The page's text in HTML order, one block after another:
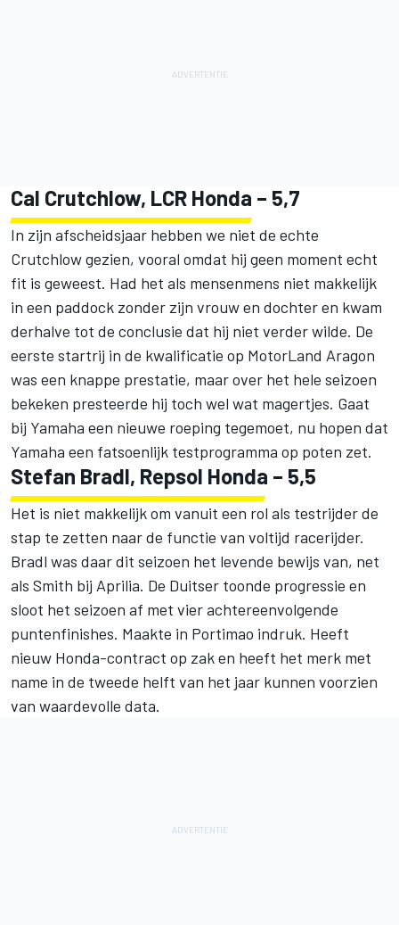
Cal Crutchlow, LCR Honda – 5,7
In zijn afscheidsjaar hebben we niet de echte
Crutchlow gezien, vooral omdat hij geen moment echt
fit is geweest. Had het als mensenmens niet makkelijk
in een paddock zonder zijn vrouw en dochter en kwam
derhalve tot de conclusie dat hij niet verder wilde. De
eerste startrij in de kwalificatie op MotorLand Aragon
was een knappe prestatie, maar over het hele seizoen
bekeken presteerde hij toch wel wat magertjes. Gaat
bij Yamaha een nieuwe roeping tegemoet, nu hopen dat
Yamaha een fatsoenlijk testprogramma op poten zet.
Stefan Bradl, Repsol Honda – 5,5
Het is niet makkelijk om vanuit een rol als testrijder de
stap te zetten naar de functie van voltijd racerijder.
Bradl was daar dit seizoen het levende bewijs van, net
als Smith bij Aprilia. De Duitser toonde progressie en
sloot het seizoen af met vier achtereenvolgende
puntenfinishes. Maakte in Portimao indruk. Heeft
nieuw Honda-contract op zak en heeft het merk met
name in de tweede helft van het jaar kunnen voorzien
van waardevolle data.